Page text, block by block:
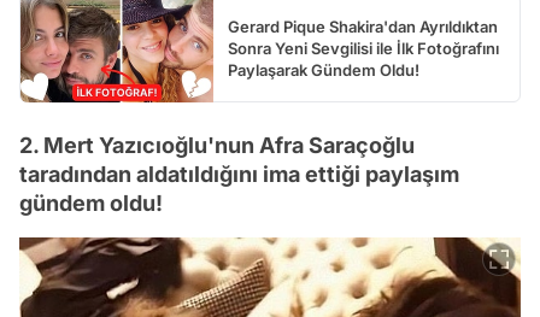
Gerard Pique Shakira'dan Ayrıldıktan
Sonra Yeni Sevgilisi ile İlk Fotoğrafını
Paylaşarak Gündem Oldu!
2. Mert Yazıcıoğlu'nun Afra Saraçoğlu
taradından aldatıldığını ima ettiği paylaşım
gündem oldu!